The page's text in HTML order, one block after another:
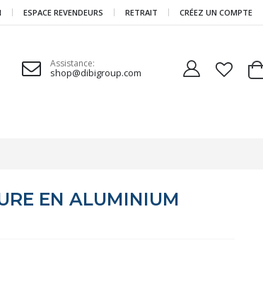
ESPACE REVENDEURS RETRAIT CRÉEZ UN COMPTE
Assistance:
shop@dibigroup.com
EN ALUMINIUM